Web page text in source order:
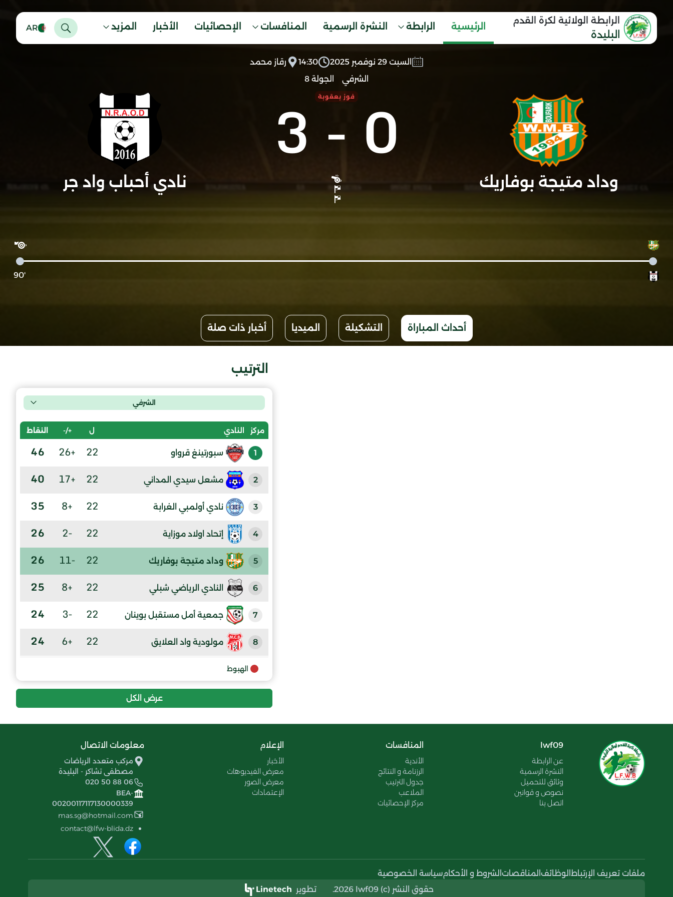
الرابطة الولائية لكرة القدم
البليدة
الرئيسية الرابطة النشرة الرسمية المنافسات الإحصائيات الأخبار المزيد AR
السبت 29 نوفمبر 2025 14:30
رقاز محمد
الشرفي
الجولة 8
وداد متيجة بوفاريك
0
-
3 فوز بعقوبة
نادي أحباب واد جر
'90
أحداث المباراة التشكيلة الميديا أخبار ذات صلة
الترتيب
الشرفي
مركز النادي ل +/- النقاط
1 سبورتينغ قرواو 22
+26
46
2 مشعل سيدي المداني 22
+17
40
3 نادي أولمبي الغرابة 22
+8
35
4 إتحاد اولاد موزاية 22
-2
26
5 وداد متيجة بوفاريك 22
-11
26
6 النادي الرياضي شبلي 22
+8
25
7 جمعية أمل مستقبل بوينان 22
-3
24
8 مولودية واد العلايق 22
+6
24
9
11 مولودية حي الجليد 22
-15
21
22
الهبوط
عرض الكل
lwf09
عن الرابطة
النشرة الرسمية
وثائق للتحميل
نصوص و قوانين
اتصل بنا
المنافسات
الأندية
الرزنامة و النتائج
جدول الترتيب
الملاعب
مركز الإحصائيات
الإعلام
الأخبار
معرض الفيديوهات
معرض الصور
الإعتمادات
معلومات الاتصال
مركب متعدد الرياضات
مصطفى تشاكر - البليدة
020 50 88 06
BEA-
00200117117130000339
mas.sg@hotmail.com
contact@lfw-blida.dz
ملفات تعريف الإرتباط الوظائف المناقصات الشروط و الأحكامسياسة الخصوصية
حقوق النشر (c) 2026 lwf09.
تطوير Linetech